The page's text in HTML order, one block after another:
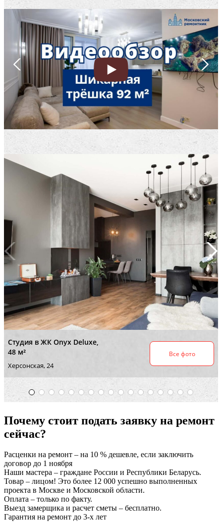
Почему стоит подать заявку на ремонт
сейчас?
Расценки на ремонт – на 10 % дешевле, если заключить
договор до 1 ноября
Наши мастера – граждане России и Республики Беларусь.
Товар – лицом! Это более 12 000 успешно выполненных
проекта в Москве и Московской области.
Оплата – только по факту.
Выезд замерщика и расчет сметы – бесплатно.
Гарантия на ремонт до 3-х лет